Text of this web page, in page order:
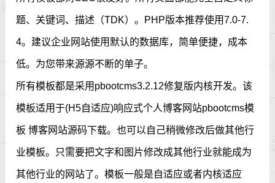
题、关键词、描述（TDK）。PHP版本推荐使用7.0-7.
4。建议企业网站使用默认的数据库，简单便捷，成本
低。为您带来源源不断的单子。
所有模板都是采用pbootcms3.2.12修复版内核开发。该
模板适用于(H5自适应)响应式个人博客网站pbootcms模
板 博客网站源码下载。也可以自己稍微修改后做其他行
业模板。只需要把文字和图片修改成其他行业就能成为
其他行业的网站了。模板一般是自适应或者内核适应